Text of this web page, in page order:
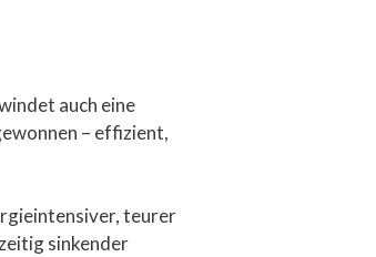
auch eine
– effizient,
teurer
sinkender